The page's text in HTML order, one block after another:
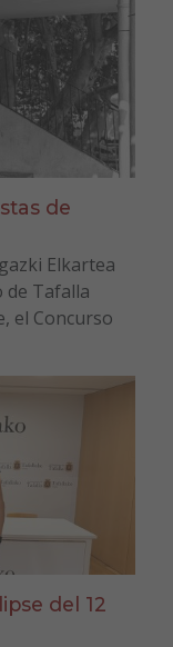
de
Elkartea
de Tafalla
el Concurso
del 12